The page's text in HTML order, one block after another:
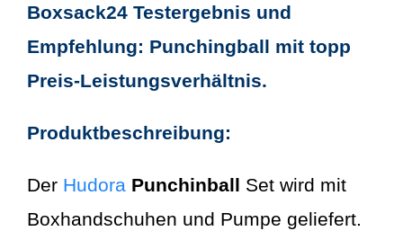
Boxsack24 Testergebnis und
Empfehlung: Punchingball mit topp
Preis-Leistungsverhältnis.
Produktbeschreibung:
Der Hudora Punchinball Set wird mit
Boxhandschuhen und Pumpe geliefert.